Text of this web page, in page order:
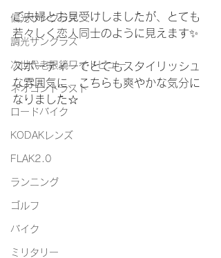
偏光サングラス
調光サングラス
次世代老眼鏡ワイドビュー
ネオコントラスト
ロードバイク
KODAKレンズ
FLAK2.0
ランニング
ゴルフ
バイク
ミリタリー
ご夫婦とお見受けしましたが、とても
若々しく恋人同士のように見えます✨
スポーティーでとてもスタイリッシュ
な雰囲気に、こちらも爽やかな気分に
なりました☆